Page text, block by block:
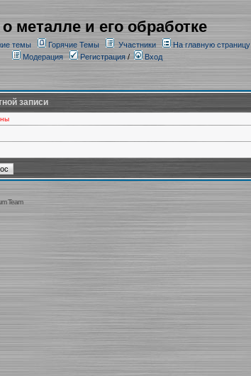
металле и его обработке
темы Горячие Темы Участники
На главную страницу
Модерация
Регистрация/ Вход
записи
Team